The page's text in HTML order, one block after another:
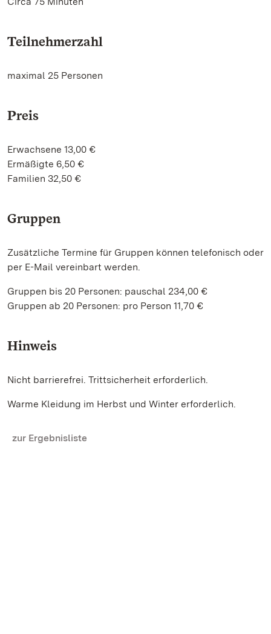
Teilnehmerzahl
maximal 25 Personen
Preis
Erwachsene 13,00 €
Ermäßigte 6,50 €
Familien 32,50 €
Gruppen
Zusätzliche Termine für Gruppen können telefonisch oder
per E-Mail vereinbart werden.
Gruppen bis 20 Personen: pauschal 234,00 €
Gruppen ab 20 Personen: pro Person 11,70 €
Hinweis
Nicht barrierefrei. Trittsicherheit erforderlich.
Warme Kleidung im Herbst und Winter erforderlich.
zur Ergebnisliste